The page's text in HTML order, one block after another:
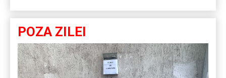
POZA ZILEI